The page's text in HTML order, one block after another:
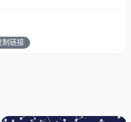
的字都有哪些
、表示财运的汉字、有哪
制链接